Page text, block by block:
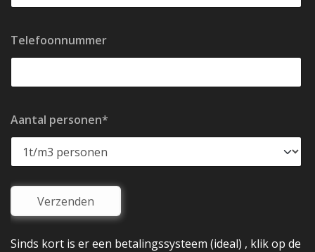
Telefoonnummer
Aantal personen*
Sinds kort is er een betalingssysteem (ideal) , klik op de